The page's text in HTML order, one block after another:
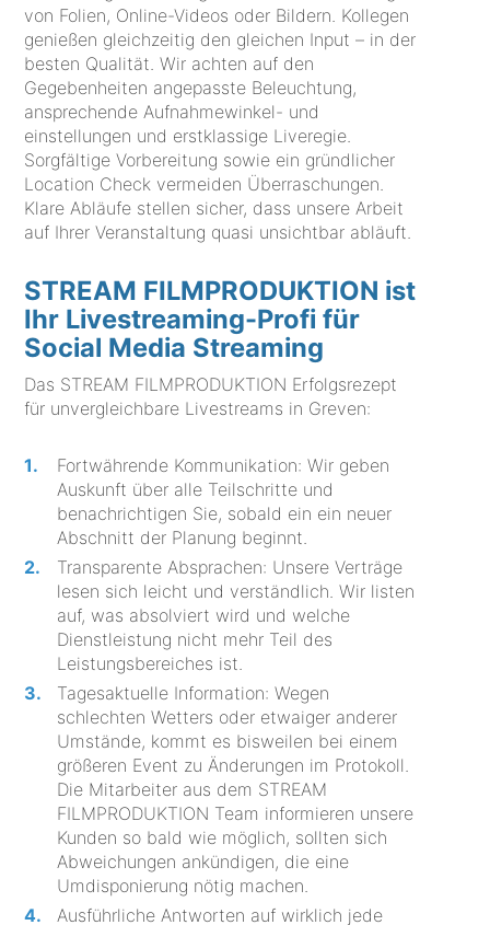
von Folien, Online-Videos oder Bildern. Kollegen
genießen gleichzeitig den gleichen Input – in der
besten Qualität. Wir achten auf den
Gegebenheiten angepasste Beleuchtung,
ansprechende Aufnahmewinkel- und
einstellungen und erstklassige Liveregie.
Sorgfältige Vorbereitung sowie ein gründlicher
Location Check vermeiden Überraschungen.
Klare Abläufe stellen sicher, dass unsere Arbeit
auf Ihrer Veranstaltung quasi unsichtbar abläuft.
STREAM FILMPRODUKTION ist
Ihr Livestreaming-Profi für
Social Media Streaming
Das STREAM FILMPRODUKTION Erfolgsrezept
für unvergleichbare Livestreams in Greven:
Fortwährende Kommunikation: Wir geben
Auskunft über alle Teilschritte und
benachrichtigen Sie, sobald ein ein neuer
Abschnitt der Planung beginnt.
Transparente Absprachen: Unsere Verträge
lesen sich leicht und verständlich. Wir listen
auf, was absolviert wird und welche
Dienstleistung nicht mehr Teil des
Leistungsbereiches ist.
Tagesaktuelle Information: Wegen
schlechten Wetters oder etwaiger anderer
Umstände, kommt es bisweilen bei einem
größeren Event zu Änderungen im Protokoll.
Die Mitarbeiter aus dem STREAM
FILMPRODUKTION Team informieren unsere
Kunden so bald wie möglich, sollten sich
Abweichungen ankündigen, die eine
Umdisponierung nötig machen.
Ausführliche Antworten auf wirklich jede